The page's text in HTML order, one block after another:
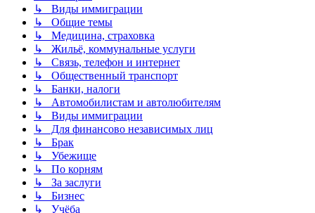
↳ Виды иммиграции
↳ Общие темы
↳ Медицина, страховка
↳ Жильё, коммунальные услуги
↳ Связь, телефон и интернет
↳ Общественный транспорт
↳ Банки, налоги
↳ Автомобилистам и автолюбителям
↳ Виды иммиграции
↳ Для финансово независимых лиц
↳ Брак
↳ Убежище
↳ По корням
↳ За заслуги
↳ Бизнес
↳ Учёба